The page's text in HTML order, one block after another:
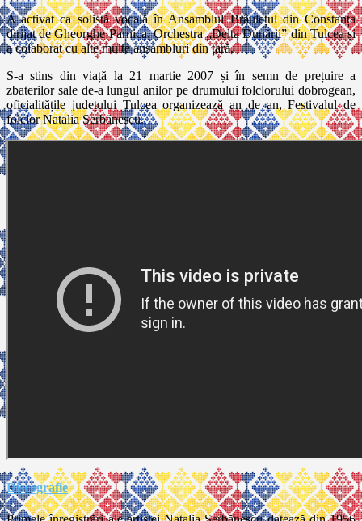
A activat ca solistă vocală în Ansamblul Brâulețul din Constanța
dirijat de Gheorghe Parnica, Orchestra „Delta Dunării” din Tulcea și
a colaborat cu alte multe ansambluri din țară.
S-a stins din viață la 21 martie 2007 și în semn de prețuire a
zbaterilor sale de-a lungul anilor pe drumului folclorului dobrogean,
oficialitățile județului Tulcea organizează an de an, Festivalul de
folclor Natalia Șerbănescu.
Discografie